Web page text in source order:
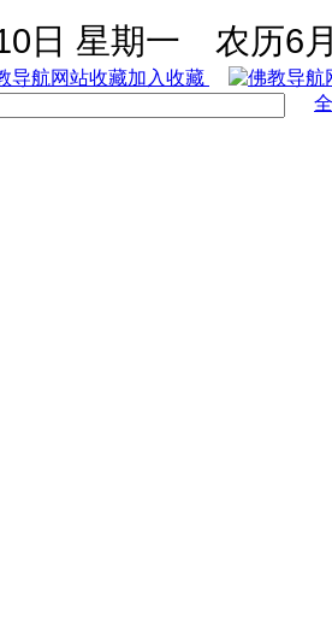
日 星期一 农历6
加入收藏